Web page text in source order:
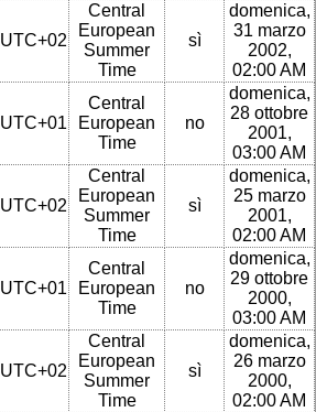
UTC+02
Central
European
Summer
Time
sì
domenica,
31 marzo
2002,
02:00 AM
UTC+01
Central
European
Time
no
domenica,
28 ottobre
2001,
03:00 AM
UTC+02
Central
European
Summer
Time
sì
domenica,
25 marzo
2001,
02:00 AM
UTC+01
Central
European
Time
no
domenica,
29 ottobre
2000,
03:00 AM
UTC+02
Central
European
Summer
Time
sì
domenica,
26 marzo
2000,
02:00 AM